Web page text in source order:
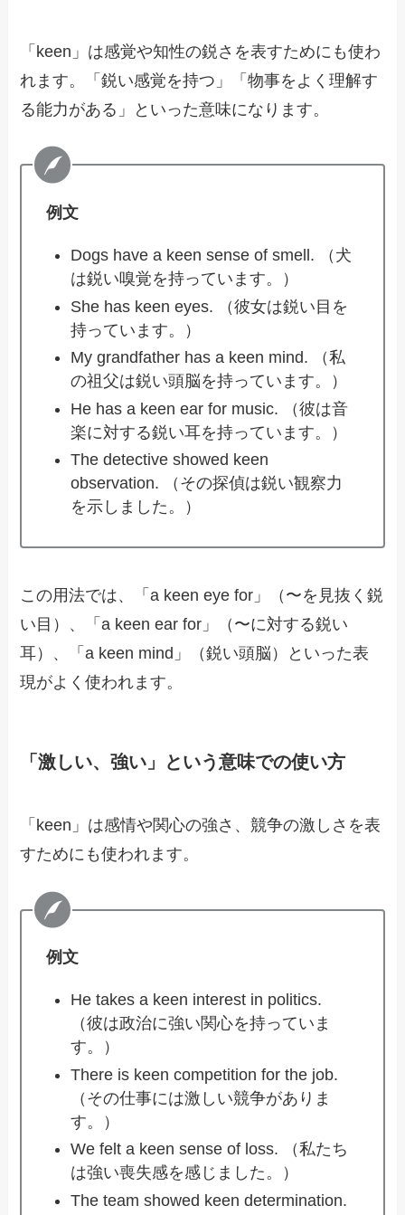
「keen」は感覚や知性の鋭さを表すためにも使わ
れます。「鋭い感覚を持つ」「物事をよく理解す
る能力がある」といった意味になります。
例文
Dogs have a keen sense of smell. （犬
は鋭い嗅覚を持っています。）
She has keen eyes. （彼女は鋭い目を
持っています。）
My grandfather has a keen mind. （私
の祖父は鋭い頭脳を持っています。）
He has a keen ear for music. （彼は音
楽に対する鋭い耳を持っています。）
The detective showed keen
observation. （その探偵は鋭い観察力
を示しました。）
この用法では、「a keen eye for」（〜を見抜く鋭
い目）、「a keen ear for」（〜に対する鋭い
耳）、「a keen mind」（鋭い頭脳）といった表
現がよく使われます。
「激しい、強い」という意味での使い方
「keen」は感情や関心の強さ、競争の激しさを表
すためにも使われます。
例文
He takes a keen interest in politics.
（彼は政治に強い関心を持っていま
す。）
There is keen competition for the job.
（その仕事には激しい競争がありま
す。）
We felt a keen sense of loss. （私たち
は強い喪失感を感じました。）
The team showed keen determination.